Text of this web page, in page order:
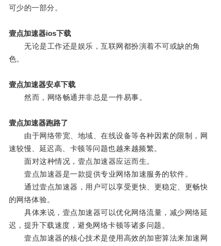
可少的一部分。
壹点加速器ios下载
无论是工作还是娱乐，互联网都扮演着不可或缺的角
色。
壹点加速器安卓下载
然而，网络畅通并非总是一件易事。
壹点加速器跑路了
由于网络带宽、地域、在线设备等各种因素的限制，网
速较慢、延迟高、卡顿等问题也越来越频繁。
面对这种情况，壹点加速器应运而生。
壹点加速器是一款提供专业网络加速服务的软件。
通过壹点加速器，用户可以享受更快、更稳定、更畅快
的网络体验。
具体来说，壹点加速器可以优化网络流量，减少网络延
迟，提升下载速度，避免网络卡顿等诸多问题。
壹点加速器的核心技术是使用高效的加密算法来加速网